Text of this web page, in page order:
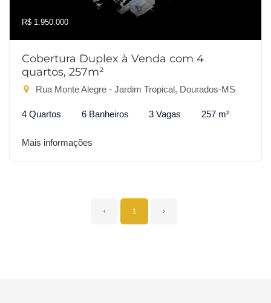
R$ 1.950.000
Cobertura Duplex à Venda com 4
quartos, 257m²
Rua Monte Alegre - Jardim Tropical, Dourados-MS
4 Quartos 6 Banheiros 3 Vagas 257 m²
Mais informações
‹ 1 ›